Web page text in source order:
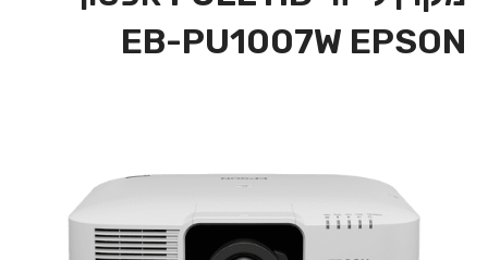
EB-PU1007W EPSON